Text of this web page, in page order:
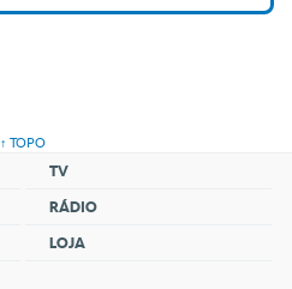
↑ TOPO
TV
RÁDIO
LOJA